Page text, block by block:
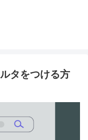
タをつける方